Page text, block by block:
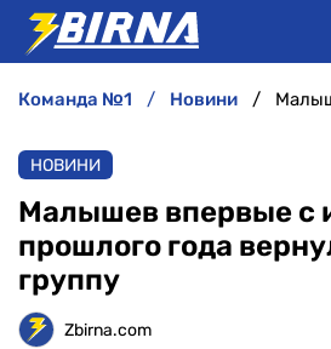
АНАЛІТИКА
ІНТЕРВ'Ю
РІЗНЕ
команда №1 новини
НОВИНИ
Малышев впервые с
прошлого года
группу
Zbirna.com